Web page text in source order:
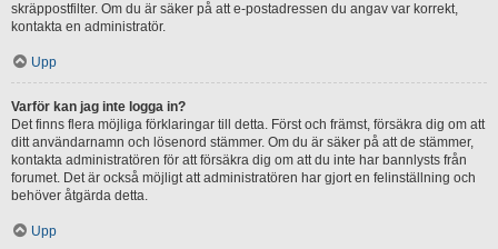
skräppostfilter. Om du är säker på att e-postadressen du angav var korrekt,
kontakta en administratör.
Upp
Varför kan jag inte logga in?
Det finns flera möjliga förklaringar till detta. Först och främst, försäkra dig om att
ditt användarnamn och lösenord stämmer. Om du är säker på att de stämmer,
kontakta administratören för att försäkra dig om att du inte har bannlysts från
forumet. Det är också möjligt att administratören har gjort en felinställning och
behöver åtgärda detta.
Upp